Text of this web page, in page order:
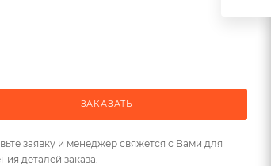
ЗАКАЗАТЬ
заявку и менеджер свяжется с Вами для
деталей заказа.